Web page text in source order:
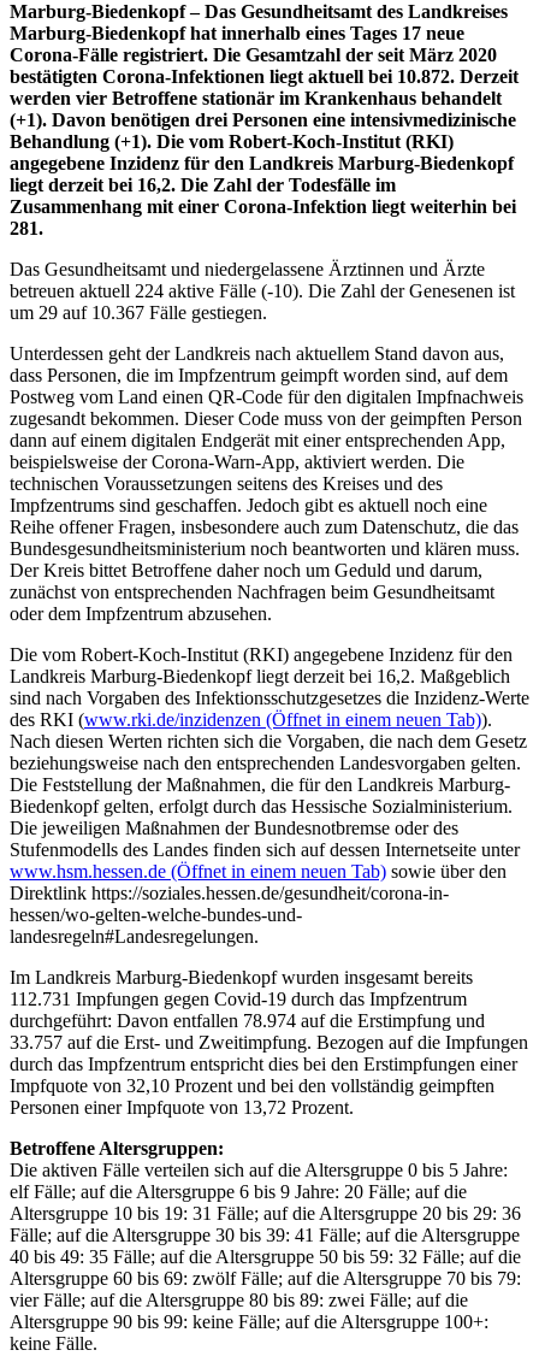
Marburg-Biedenkopf – Das Gesundheitsamt des Landkreises
Marburg-Biedenkopf hat innerhalb eines Tages 17 neue
Corona-Fälle registriert. Die Gesamtzahl der seit März 2020
bestätigten Corona-Infektionen liegt aktuell bei 10.872. Derzeit
werden vier Betroffene stationär im Krankenhaus behandelt
(+1). Davon benötigen drei Personen eine intensivmedizinische
Behandlung (+1). Die vom Robert-Koch-Institut (RKI)
angegebene Inzidenz für den Landkreis Marburg-Biedenkopf
liegt derzeit bei 16,2. Die Zahl der Todesfälle im
Zusammenhang mit einer Corona-Infektion liegt weiterhin bei
281.
Das Gesundheitsamt und niedergelassene Ärztinnen und Ärzte
betreuen aktuell 224 aktive Fälle (-10). Die Zahl der Genesenen ist
um 29 auf 10.367 Fälle gestiegen.
Unterdessen geht der Landkreis nach aktuellem Stand davon aus,
dass Personen, die im Impfzentrum geimpft worden sind, auf dem
Postweg vom Land einen QR-Code für den digitalen Impfnachweis
zugesandt bekommen. Dieser Code muss von der geimpften Person
dann auf einem digitalen Endgerät mit einer entsprechenden App,
beispielsweise der Corona-Warn-App, aktiviert werden. Die
technischen Voraussetzungen seitens des Kreises und des
Impfzentrums sind geschaffen. Jedoch gibt es aktuell noch eine
Reihe offener Fragen, insbesondere auch zum Datenschutz, die das
Bundesgesundheitsministerium noch beantworten und klären muss.
Der Kreis bittet Betroffene daher noch um Geduld und darum,
zunächst von entsprechenden Nachfragen beim Gesundheitsamt
oder dem Impfzentrum abzusehen.
Die vom Robert-Koch-Institut (RKI) angegebene Inzidenz für den
Landkreis Marburg-Biedenkopf liegt derzeit bei 16,2. Maßgeblich
sind nach Vorgaben des Infektionsschutzgesetzes die Inzidenz-Werte
des RKI (www.rki.de/inzidenzen (Öffnet in einem neuen Tab)).
Nach diesen Werten richten sich die Vorgaben, die nach dem Gesetz
beziehungsweise nach den entsprechenden Landesvorgaben gelten.
Die Feststellung der Maßnahmen, die für den Landkreis Marburg-
Biedenkopf gelten, erfolgt durch das Hessische Sozialministerium.
Die jeweiligen Maßnahmen der Bundesnotbremse oder des
Stufenmodells des Landes finden sich auf dessen Internetseite unter
www.hsm.hessen.de (Öffnet in einem neuen Tab) sowie über den
Direktlink https://soziales.hessen.de/gesundheit/corona-in-
hessen/wo-gelten-welche-bundes-und-
landesregeln#Landesregelungen.
Im Landkreis Marburg-Biedenkopf wurden insgesamt bereits
112.731 Impfungen gegen Covid-19 durch das Impfzentrum
durchgeführt: Davon entfallen 78.974 auf die Erstimpfung und
33.757 auf die Erst- und Zweitimpfung. Bezogen auf die Impfungen
durch das Impfzentrum entspricht dies bei den Erstimpfungen einer
Impfquote von 32,10 Prozent und bei den vollständig geimpften
Personen einer Impfquote von 13,72 Prozent.
Betroffene Altersgruppen:
Die aktiven Fälle verteilen sich auf die Altersgruppe 0 bis 5 Jahre:
elf Fälle; auf die Altersgruppe 6 bis 9 Jahre: 20 Fälle; auf die
Altersgruppe 10 bis 19: 31 Fälle; auf die Altersgruppe 20 bis 29: 36
Fälle; auf die Altersgruppe 30 bis 39: 41 Fälle; auf die Altersgruppe
40 bis 49: 35 Fälle; auf die Altersgruppe 50 bis 59: 32 Fälle; auf die
Altersgruppe 60 bis 69: zwölf Fälle; auf die Altersgruppe 70 bis 79:
vier Fälle; auf die Altersgruppe 80 bis 89: zwei Fälle; auf die
Altersgruppe 90 bis 99: keine Fälle; auf die Altersgruppe 100+:
keine Fälle.